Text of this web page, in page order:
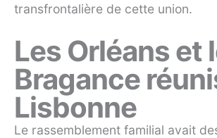
transfrontalière de cette union.
Les Orléans et
Bragance
Lisbonne
Le rassemblement familial avait